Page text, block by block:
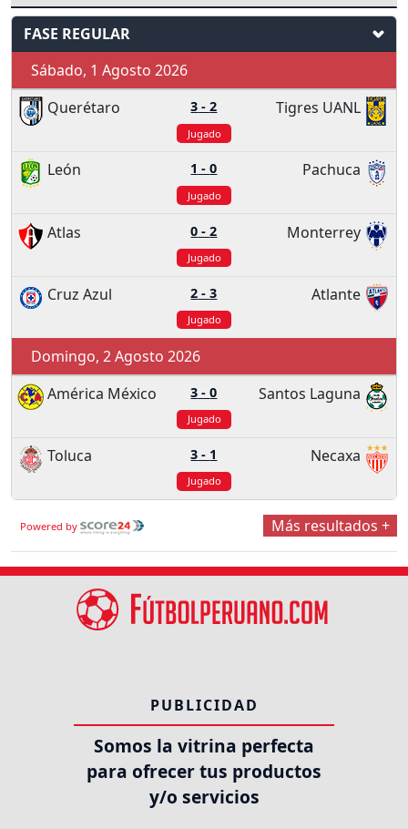
FASE REGULAR
Sábado, 1 Agosto 2026
Querétaro
3 -2 Tigres UANL
Jugado
León 1 -0 Pachuca
Jugado
Atlas 0 -2 Monterrey
Jugado
Cruz Azul 2 -3 Atlante
Jugado
Domingo, 2 Agosto 2026
América México
3 -0 Santos Laguna
Jugado
Toluca 3 - 1 Necaxa
Jugado
Powered by Más resultados +
PUBLICIDAD
Somos la vitrina perfecta
para ofrecer tus productos
y/o servicios